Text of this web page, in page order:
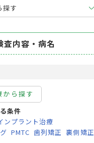
探す
査内容・病名
から探す
条件
ンプラント治療
PMTC 歯列矯正 裏側矯正